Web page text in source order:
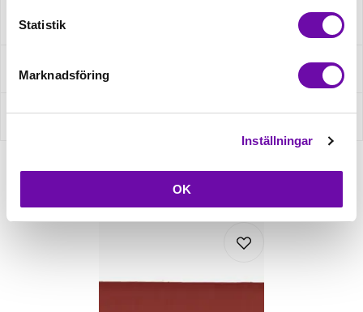
Statistik
Marknadsföring
Inställningar
OK
Specifikation
Fråga om produkt
Recensioner
Relaterade produkter